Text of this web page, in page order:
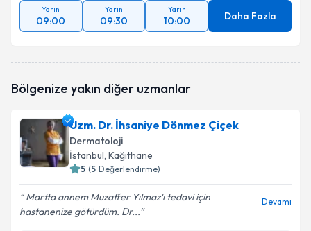
Yarın
09:00
Yarın
09:30
Yarın
10:00 Daha Fazla
Bölgenize yakın diğer uzmanlar
Uzm. Dr. İhsaniye Dönmez Çiçek
Dermatoloji
İstanbul, Kağıthane
5 (5 Değerlendirme)
Martta annem Muzaffer Yılmaz'ı tedavi için
hastanenize götürdüm. Dr...
Devamı